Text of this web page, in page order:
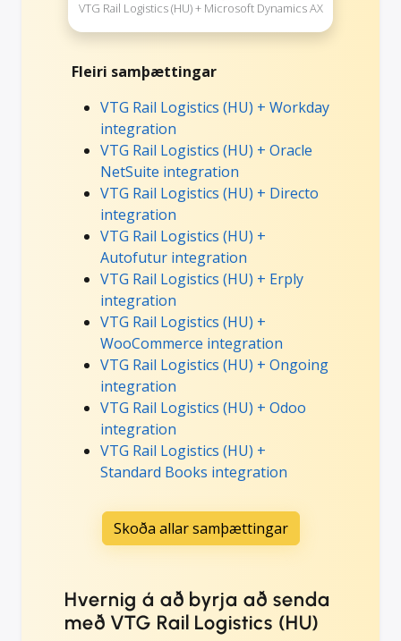
VTG Rail Logistics (HU) + Microsoft Dynamics AX
Fleiri samþættingar
VTG Rail Logistics (HU) + Workday
integration
VTG Rail Logistics (HU) + Oracle
NetSuite integration
VTG Rail Logistics (HU) + Directo
integration
VTG Rail Logistics (HU) +
Autofutur integration
VTG Rail Logistics (HU) + Erply
integration
VTG Rail Logistics (HU) +
WooCommerce integration
VTG Rail Logistics (HU) + Ongoing
integration
VTG Rail Logistics (HU) + Odoo
integration
VTG Rail Logistics (HU) +
Standard Books integration
Skoða allar samþættingar
Hvernig á að byrja að senda
með VTG Rail Logistics (HU)